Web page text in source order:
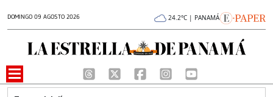
DOMINGO 09 AGOSTO 2026 24.2°C | PANAMÁ